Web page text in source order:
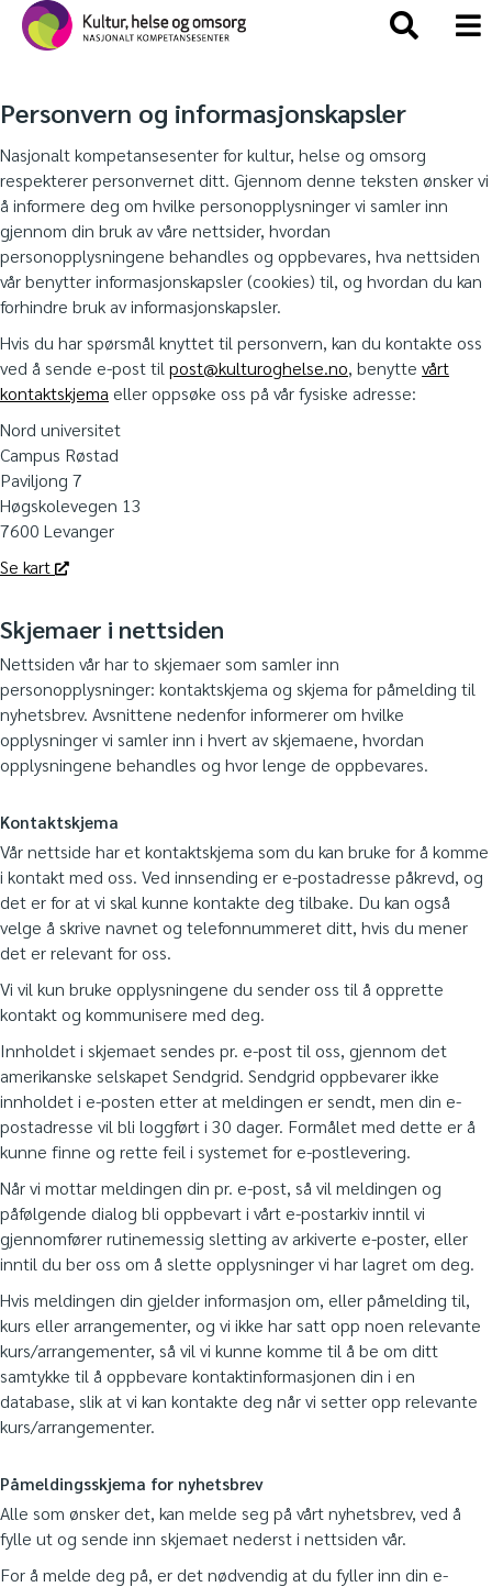
Personvern og informasjonskapsler
Nasjonalt kompetansesenter for kultur, helse og omsorg
respekterer personvernet ditt. Gjennom denne teksten ønsker vi
å informere deg om hvilke personopplysninger vi samler inn
gjennom din bruk av våre nettsider, hvordan
personopplysningene behandles og oppbevares, hva nettsiden
vår benytter informasjonskapsler (cookies) til, og hvordan du kan
forhindre bruk av informasjonskapsler.
Hvis du har spørsmål knyttet til personvern, kan du kontakte oss
ved å sende e-post til post@kulturoghelse.no, benytte vårt
kontaktskjema eller oppsøke oss på vår fysiske adresse:
Nord universitet
Campus Røstad
Paviljong 7
Høgskolevegen 13
7600 Levanger
Se kart
Skjemaer i nettsiden
Nettsiden vår har to skjemaer som samler inn
personopplysninger: kontaktskjema og skjema for påmelding til
nyhetsbrev. Avsnittene nedenfor informerer om hvilke
opplysninger vi samler inn i hvert av skjemaene, hvordan
opplysningene behandles og hvor lenge de oppbevares.
Kontaktskjema
Vår nettside har et kontaktskjema som du kan bruke for å komme
i kontakt med oss. Ved innsending er e-postadresse påkrevd, og
det er for at vi skal kunne kontakte deg tilbake. Du kan også
velge å skrive navnet og telefonnummeret ditt, hvis du mener
det er relevant for oss.
Vi vil kun bruke opplysningene du sender oss til å opprette
kontakt og kommunisere med deg.
Innholdet i skjemaet sendes pr. e-post til oss, gjennom det
amerikanske selskapet Sendgrid. Sendgrid oppbevarer ikke
innholdet i e-posten etter at meldingen er sendt, men din e-
postadresse vil bli loggført i 30 dager. Formålet med dette er å
kunne finne og rette feil i systemet for e-postlevering.
Når vi mottar meldingen din pr. e-post, så vil meldingen og
påfølgende dialog bli oppbevart i vårt e-postarkiv inntil vi
gjennomfører rutinemessig sletting av arkiverte e-poster, eller
inntil du ber oss om å slette opplysninger vi har lagret om deg.
Hvis meldingen din gjelder informasjon om, eller påmelding til,
kurs eller arrangementer, og vi ikke har satt opp noen relevante
kurs/arrangementer, så vil vi kunne komme til å be om ditt
samtykke til å oppbevare kontaktinformasjonen din i en
database, slik at vi kan kontakte deg når vi setter opp relevante
kurs/arrangementer.
Påmeldingsskjema for nyhetsbrev
Alle som ønsker det, kan melde seg på vårt nyhetsbrev, ved å
fylle ut og sende inn skjemaet nederst i nettsiden vår.
For å melde deg på, er det nødvendig at du fyller inn din e-